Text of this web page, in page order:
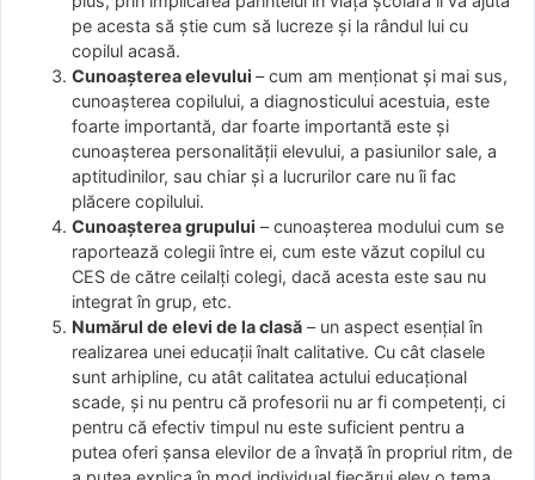
pe acesta să știe cum să lucreze și la rândul lui cu
copilul acasă.
Cunoașterea elevului– cum am menționat și mai sus,
cunoașterea copilului, a diagnosticului acestuia, este
foarte importantă, dar foarte importantă este și
cunoașterea personalității elevului, a pasiunilor sale, a
aptitudinilor, sau chiar și a lucrurilor care nu îi fac
plăcere copilului.
Cunoașterea grupului – cunoașterea modului cum se
raportează colegii între ei, cum este văzut copilul cu
CES de către ceilalți colegi, dacă acesta este sau nu
integrat în grup, etc.
Numărul de elevi de la clasă – un aspect esențial în
realizarea unei educații înalt calitative. Cu cât clasele
sunt arhipline, cu atât calitatea actului educațional
scade, și nu pentru că profesorii nu ar fi competenți, ci
pentru că efectiv timpul nu este suficient pentru a
putea oferi șansa elevilor de a învață în propriul ritm, de